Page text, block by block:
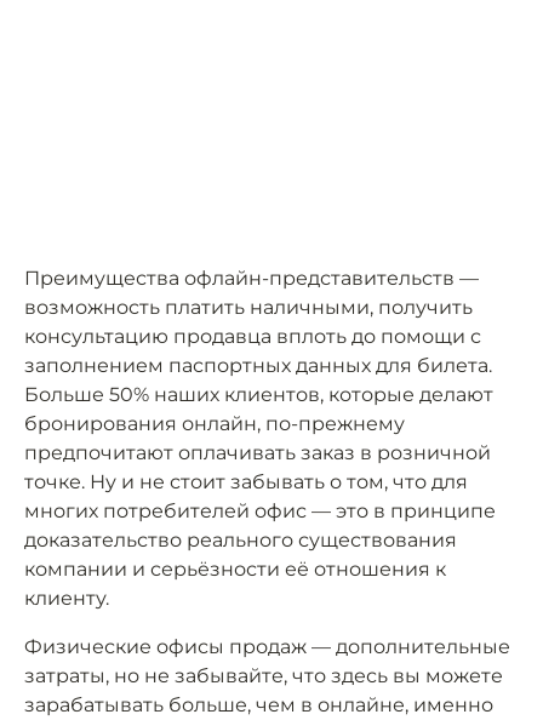
Преимущества офлайн-представительств —
возможность платить наличными, получить
консультацию продавца вплоть до помощи с
заполнением паспортных данных для билета.
Больше 50% наших клиентов, которые делают
бронирования онлайн, по-прежнему
предпочитают оплачивать заказ в розничной
точке. Ну и не стоит забывать о том, что для
многих потребителей офис — это в принципе
доказательство реального существования
компании и серьёзности её отношения к
клиенту.
Физические офисы продаж — дополнительные
затраты, но не забывайте, что здесь вы можете
зарабатывать больше, чем в онлайне, именно